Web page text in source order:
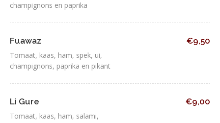
champignons en paprika
Fuawaz
Tomaat, kaas, ham, spek, ui,
champignons, paprika en pikant
€9,50
Li Gure
Tomaat, kaas, ham, salami,
€9,00